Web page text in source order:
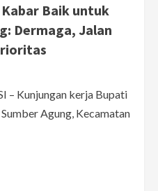
Baik untuk
Dermaga, Jalan
Kunjungan kerja Bupati
Agung, Kecamatan